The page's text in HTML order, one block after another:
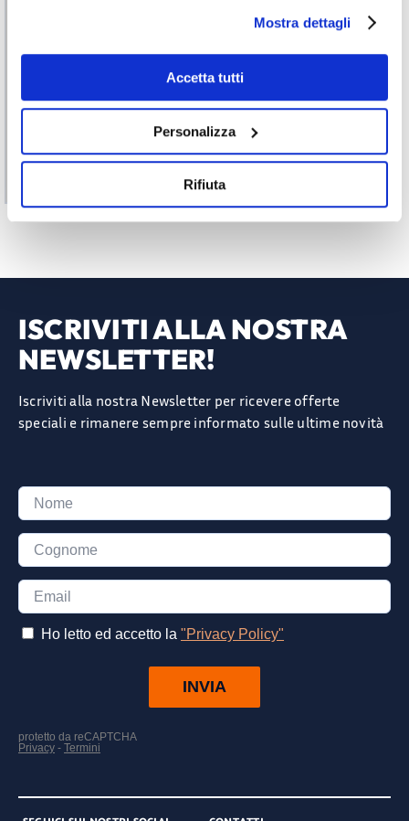
Mostra dettagli
Accetta tutti
Personalizza
Rifiuta
ISCRIVITI ALLA NOSTRA
NEWSLETTER!
Iscriviti alla nostra Newsletter per ricevere offerte
speciali e rimanere sempre informato sulle ultime novità